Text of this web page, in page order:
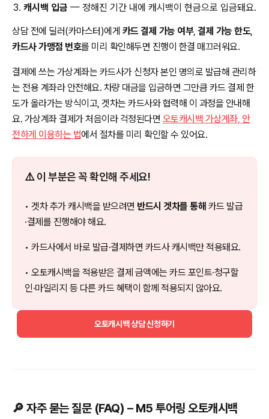
캐시백 입금 — 정해진 기간 내에 캐시백이 현금으로 입금돼요.
상담 전에 딜러(카마스터)에게 카드 결제 가능 여부, 결제 가능 한도,
카드사 가맹점 번호를 미리 확인해두면 진행이 한결 매끄러워요.
결제에 쓰는 가상계좌는 카드사가 신청자 본인 명의로 발급해 관리하
는 전용 계좌라 안전해요. 차량 대금을 입금하면 그만큼 카드 결제 한
도가 올라가는 방식이고, 겟차는 카드사와 협력해 이 과정을 안내해
요. 가상계좌 결제가 처음이라 걱정된다면 오토캐시백 가상계좌, 안
전하게 이용하는 법에서 절차를 미리 확인할 수 있어요.
⚠️ 이 부분은 꼭 확인해 주세요!
• 겟차 추가 캐시백을 받으려면 반드시 겟차를 통해 카드 발급
·결제를 진행해야 해요.
• 카드사에서 바로 발급·결제하면 카드사 캐시백만 적용돼요.
• 오토캐시백을 적용받은 결제 금액에는 카드 포인트·청구할
인·마일리지 등 다른 카드 혜택이 함께 적용되지 않아요.
오토캐시백 상담 신청하기
🔎 자주 묻는 질문 (FAQ) – M5 투어링 오토캐시백